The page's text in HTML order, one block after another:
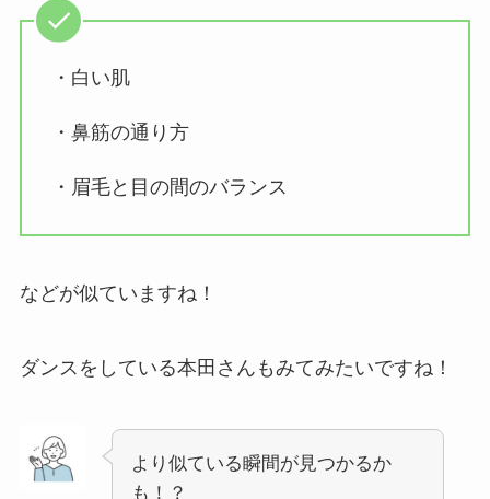
・白い肌
・鼻筋の通り方
・眉毛と目の間のバランス
などが似ていますね！
ダンスをしている本田さんもみてみたいですね！
より似ている瞬間が見つかるか
も！？